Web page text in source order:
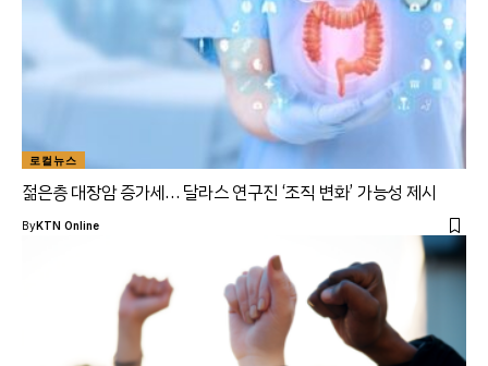
로컬뉴스
젊은층 대장암 증가세… 달라스 연구진 ‘조직 변화’ 가능성 제시
ByKTN Online